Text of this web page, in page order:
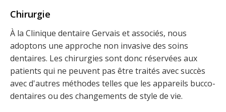
Chirurgie
À la Clinique dentaire Gervais et associés, nous
adoptons une approche non invasive des soins
dentaires. Les chirurgies sont donc réservées aux
patients qui ne peuvent pas être traités avec succès
avec d'autres méthodes telles que les appareils bucco-
dentaires ou des changements de style de vie.